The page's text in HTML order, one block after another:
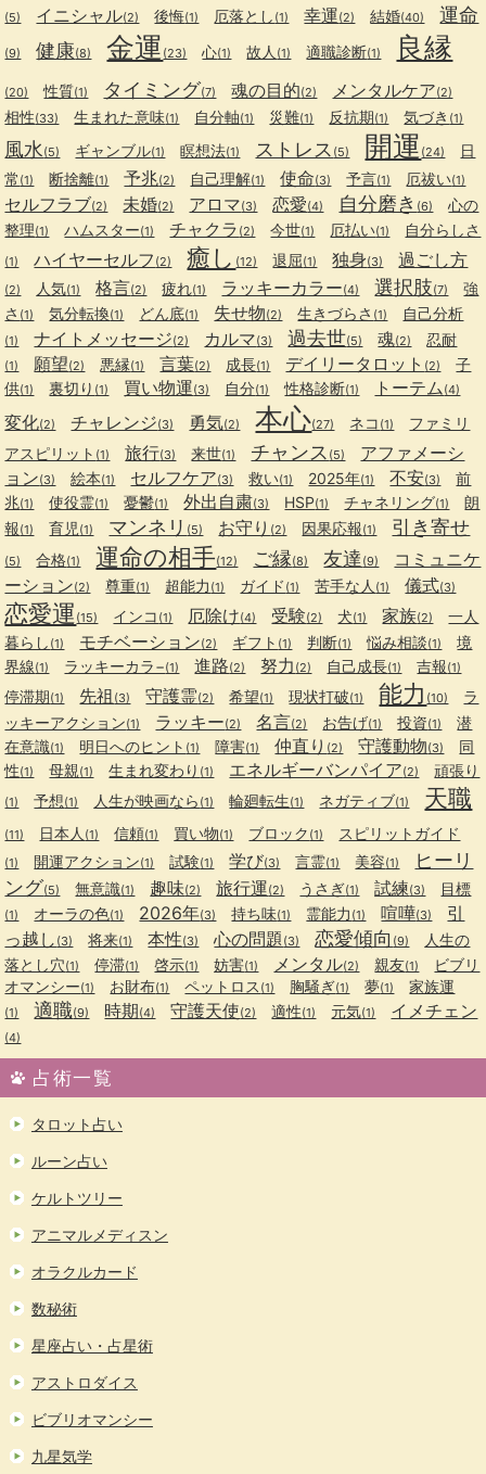
(5) イニシャル(2) 後悔(1) 厄落とし (1) 幸運(2) 結婚(40) 運命
(9) 健康(8) 金運 (23) 心(1) 故人 (1) 適職診断(1) 良縁
(20) 性質(1) タイミング(7) 魂の目的(2) メンタルケア(2)
相性(33) 生まれた意味(1) 自分軸(1) 災難(1) 反抗期(1) 気づき (1)
風水(5) ギャンブル(1) 瞑想法(1) ストレス (5) 開運 (24)
日
常 (1) 断捨離(1) 予兆(2) 自己理解(1) 使命(3) 予言(1) 厄祓い(1)
セルフラブ(2) 未婚(2) アロマ(3) 恋愛(4) 自分磨き (6)
心の
整理(1) ハムスター(1) チャクラ (2) 今世(1) 厄払い(1) 自分らしさ
(1) ハイヤーセルフ (2) 癒し (12) 退屈(1) 独身(3) 過ごし方
(2) 人気(1) 格言(2) 疲れ(1) ラッキーカラー(4) 選択肢(7)
強
さ (1) 気分転換(1) どん底(1) 失せ物(2) 生きづらさ (1) 自己分析
(1) ナイトメッセージ(2) カルマ(3) 過去世(5) 魂(2) 忍耐
(1) 願望(2) 悪縁(1) 言葉(2) 成長(1) デイリータロット (2)
子
供(1) 裏切り (1) 買い物運(3) 自分(1) 性格診断(1) トーテム (4)
変化(2) チャレンジ(3) 勇気(2) 本心(27) ネコ (1)
ファミリ
アスピリット (1) 旅行(3) 来世(1) チャンス (5)
アファメーシ
ョン(3) 絵本(1) セルフケア(3) 救い(1) 2025年(1) 不安(3)
前
兆(1) 使役霊(1) 憂鬱(1) 外出自粛(3) HSP(1) チャネリング(1)
朗
報(1) 育児 (1) マンネリ (5) お守り (2) 因果応報(1) 引き寄せ
(5) 合格(1) 運命の相手(12) ご縁(8) 友達 (9)
コミュニケ
ーション(2) 尊重(1) 超能力 (1) ガイド (1) 苦手な人 (1) 儀式(3)
恋愛運 (15) インコ (1) 厄除け(4) 受験(2) 犬(1) 家族(2)
一人
暮らし (1) モチベーション(2) ギフト (1) 判断(1) 悩み相談(1)
境
界線(1) ラッキーカラ−(1) 進路(2) 努力 (2) 自己成長(1) 吉報(1)
停滞期(1) 先祖 (3) 守護霊(2) 希望(1) 現状打破(1) 能力 (10)
ラ
ッキーアクション(1) ラッキー(2) 名言(2) お告げ(1) 投資(1)
潜
在意識(1) 明日へのヒント (1) 障害(1) 仲直り (2) 守護動物(3)
同
性(1) 母親(1) 生まれ変わり (1) エネルギーバンパイア(2) 頑張り
(1) 予想(1) 人生が映画なら (1) 輪廻転生(1) ネガティブ(1) 天職
(11) 日本人 (1) 信頼(1) 買い物(1) ブロック (1) スピリットガイド
(1) 開運アクション(1) 試験(1) 学び(3) 言霊(1) 美容(1)
ヒーリ
ング(5) 無意識(1) 趣味(2) 旅行運(2) うさぎ(1) 試練(3) 目標
(1) オーラの色(1) 2026年(3) 持ち味(1) 霊能力 (1) 喧嘩(3)
引
っ越し (3) 将来(1) 本性(3) 心の問題 (3) 恋愛傾向 (9)
人生の
落とし穴(1) 停滞(1) 啓示(1) 妨害(1) メンタル(2) 親友(1)
ビブリ
オマンシー(1) お財布(1) ペットロス (1) 胸騒ぎ(1) 夢(1) 家族運
(1) 適職(9) 時期(4) 守護天使(2) 適性(1) 元気(1) イメチェン
(4)
占術一覧
タロット占い
ルーン占い
ケルトツリー
アニマルメディスン
オラクルカード
数秘術
星座占い・占星術
アストロダイス
ビブリオマンシー
九星気学